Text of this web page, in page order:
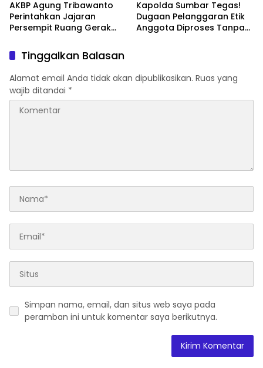
AKBP Agung Tribawanto
Perintahkan Jajaran
Persempit Ruang Gerak
Pasaman Barat
Kapolda Sumbar Tegas!
Dugaan Pelanggaran Etik
Anggota Diproses Tanpa
Tinggalkan Balasan
Alamat email Anda tidak akan dipublikasikan. Ruas yang
wajib ditandai *
Simpan nama, email, dan situs web saya pada
peramban ini untuk komentar saya berikutnya.